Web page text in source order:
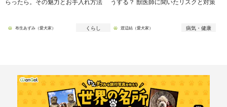
らったら。その魅力とお手入れ方法
布生あずみ（愛犬家） くらし
うする？ 獣医師に聞いたリスクと対策
渡辺結（愛犬家） 病気・健康